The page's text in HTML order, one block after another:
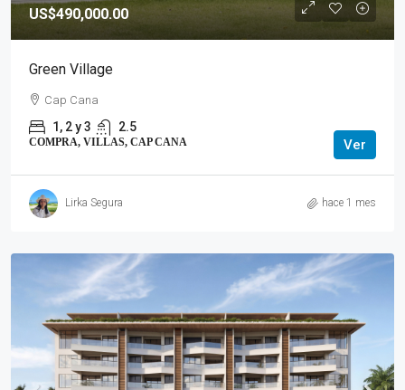
US$490,000.00
Green Village
Cap Cana
1, 2 y 3 2.5
COMPRA, VILLAS, CAP CANA Ver
Lirka Segura hace 1 mes